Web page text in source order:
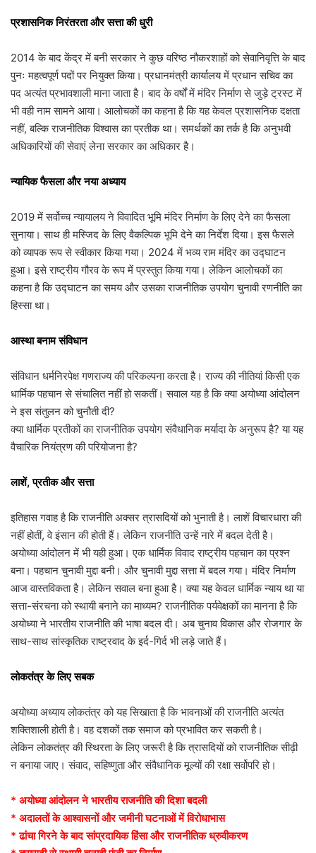
प्रशासनिक निरंतरता और सत्ता की धुरी
2014 के बाद केंद्र में बनी सरकार ने कुछ वरिष्ठ नौकरशाहों को सेवानिवृत्ति के बाद
पुनः महत्वपूर्ण पदों पर नियुक्त किया। प्रधानमंत्री कार्यालय में प्रधान सचिव का
पद अत्यंत प्रभावशाली माना जाता है। बाद के वर्षों में मंदिर निर्माण से जुड़े ट्रस्ट में
भी वही नाम सामने आया। आलोचकों का कहना है कि यह केवल प्रशासनिक दक्षता
नहीं, बल्कि राजनीतिक विश्वास का प्रतीक था। समर्थकों का तर्क है कि अनुभवी
अधिकारियों की सेवाएं लेना सरकार का अधिकार है।
न्यायिक फैसला और नया अध्याय
2019 में सर्वोच्च न्यायालय ने विवादित भूमि मंदिर निर्माण के लिए देने का फैसला
सुनाया। साथ ही मस्जिद के लिए वैकल्पिक भूमि देने का निर्देश दिया। इस फैसले
को व्यापक रूप से स्वीकार किया गया। 2024 में भव्य राम मंदिर का उद्घाटन
हुआ। इसे राष्ट्रीय गौरव के रूप में प्रस्तुत किया गया। लेकिन आलोचकों का
कहना है कि उद्घाटन का समय और उसका राजनीतिक उपयोग चुनावी रणनीति का
हिस्सा था।
आस्था बनाम संविधान
संविधान धर्मनिरपेक्ष गणराज्य की परिकल्पना करता है। राज्य की नीतियां किसी एक
धार्मिक पहचान से संचालित नहीं हो सकतीं। सवाल यह है कि क्या अयोध्या आंदोलन
ने इस संतुलन को चुनौती दी?
क्या धार्मिक प्रतीकों का राजनीतिक उपयोग संवैधानिक मर्यादा के अनुरूप है? या यह
वैचारिक नियंत्रण की परियोजना है?
लाशें, प्रतीक और सत्ता
इतिहास गवाह है कि राजनीति अक्सर त्रासदियों को भुनाती है। लाशें विचारधारा की
नहीं होतीं, वे इंसान की होती हैं। लेकिन राजनीति उन्हें नारे में बदल देती है।
अयोध्या आंदोलन में भी यही हुआ। एक धार्मिक विवाद राष्ट्रीय पहचान का प्रश्न
बना। पहचान चुनावी मुद्दा बनी। और चुनावी मुद्दा सत्ता में बदल गया। मंदिर निर्माण
आज वास्तविकता है। लेकिन सवाल बना हुआ है। क्या यह केवल धार्मिक न्याय था या
सत्ता-संरचना को स्थायी बनाने का माध्यम? राजनीतिक पर्यवेक्षकों का मानना है कि
अयोध्या ने भारतीय राजनीति की भाषा बदल दी। अब चुनाव विकास और रोजगार के
साथ-साथ सांस्कृतिक राष्ट्रवाद के इर्द-गिर्द भी लड़े जाते हैं।
लोकतंत्र के लिए सबक
अयोध्या अध्याय लोकतंत्र को यह सिखाता है कि भावनाओं की राजनीति अत्यंत
शक्तिशाली होती है। वह दशकों तक समाज को प्रभावित कर सकती है।
लेकिन लोकतंत्र की स्थिरता के लिए जरूरी है कि त्रासदियों को राजनीतिक सीढ़ी
न बनाया जाए। संवाद, सहिष्णुता और संवैधानिक मूल्यों की रक्षा सर्वोपरि हो।
* अयोध्या आंदोलन ने भारतीय राजनीति की दिशा बदली
* अदालतों के आश्वासनों और जमीनी घटनाओं में विरोधाभास
* ढांचा गिरने के बाद सांप्रदायिक हिंसा और राजनीतिक ध्रुवीकरण